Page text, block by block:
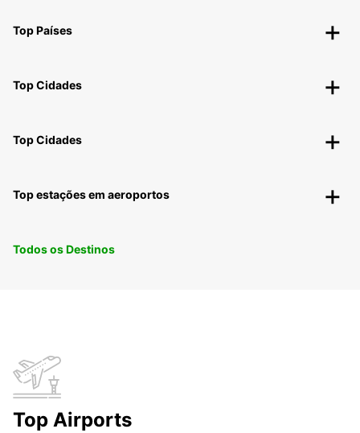
Top Países
Top Cidades
Top Cidades
Top estações em aeroportos
Todos os Destinos
Top Airports